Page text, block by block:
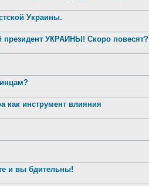
Украины.
УКРАИНЫ! Скоро повесят?
как инструмент влияния
и вы бдительны!